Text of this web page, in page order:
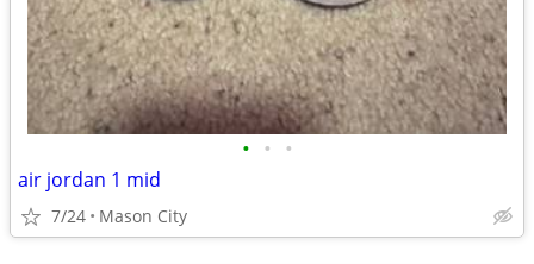
• • •
air jordan 1 mid
7/24 Mason City